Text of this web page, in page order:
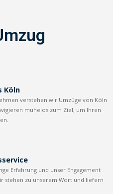
Köln
verstehen wir Umzüge von Köln
mühelos zum Ziel, um Ihren
Erfahrung und unser Engagement
stehen zu unserem Wort und liefern